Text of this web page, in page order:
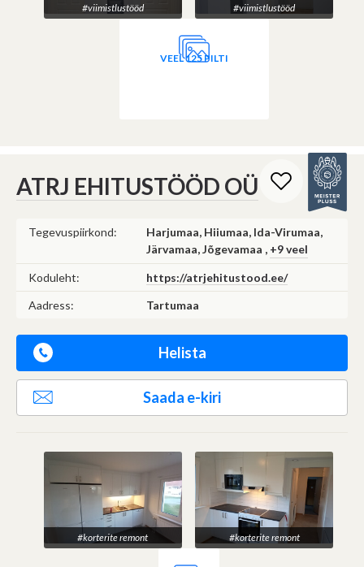
#viimistlustööd #viimistlustööd
VEEL 125 PILTI
ATRJ EHITUSTÖÖD OÜ
Tegevuspiirkond:
Harjumaa, Hiiumaa, Ida-Virumaa,
Järvamaa, Jõgevamaa , +9 veel
Koduleht:
https://atrjehitustood.ee/
Aadress:
Tartumaa
Helista
Saada e-kiri
#korterite remont #korterite remont